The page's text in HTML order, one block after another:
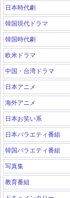
日本時代劇
韓国現代ドラマ
韓国時代劇
欧米ドラマ
中国・台湾ドラマ
日本アニメ
海外アニメ
日本お笑い系
日本バラエティ番組
韓国バラエティ番組
写真集
教育番組